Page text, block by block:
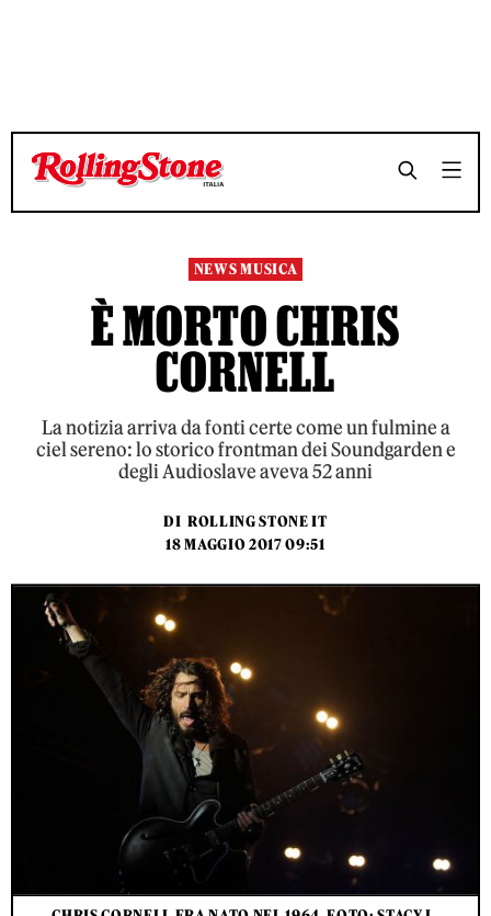
TEMPO DI LETTURA 3 MINUTI SHARE
TEMPO DI LETTURA 3 MINUTI SHARE
NEWS MUSICA
È MORTO CHRIS
CORNELL
La notizia arriva da fonti certe come un fulmine a
ciel sereno: lo storico frontman dei Soundgarden e
degli Audioslave aveva 52 anni
DI ROLLING STONE IT
18 MAGGIO 2017 09:51